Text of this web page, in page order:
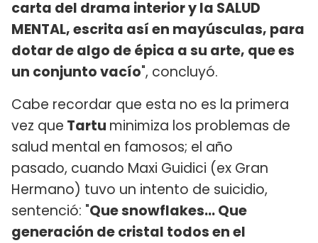
carta del drama interior y la SALUD
MENTAL, escrita así en mayúsculas, para
dotar de algo de épica a su arte, que es
un conjunto vacío", concluyó.
Cabe recordar que esta no es la primera
vez que Tartu minimiza los problemas de
salud mental en famosos; el año
pasado, cuando Maxi Guidici (ex Gran
Hermano) tuvo un intento de suicidio,
sentenció: "Que snowflakes... Que
generación de cristal todos en el